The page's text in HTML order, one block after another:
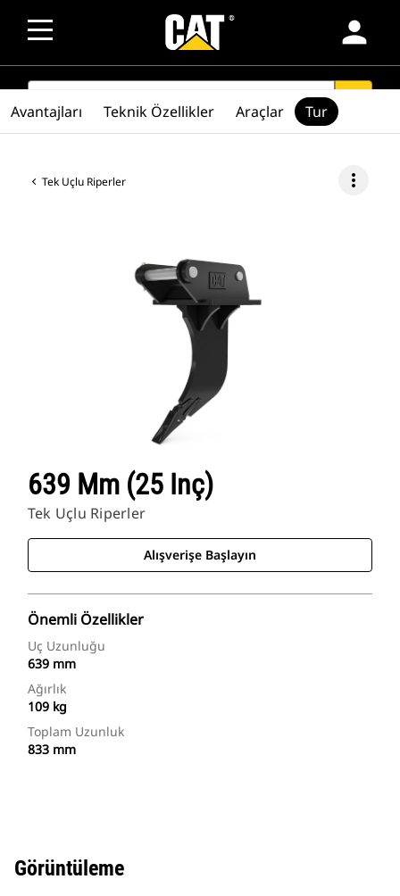
person
SEARCH
Tek Uçlu Riperler more_vert
639 Mm (25 Inç)
Tek Uçlu Riperler
Alışverişe Başlayın
Önemli Özellikler
Uç Uzunluğu
639 mm
Ağırlık
109 kg
Toplam Uzunluk
833 mm
Avantajları Teknik Özellikler Araçlar Tur
Görüntüleme